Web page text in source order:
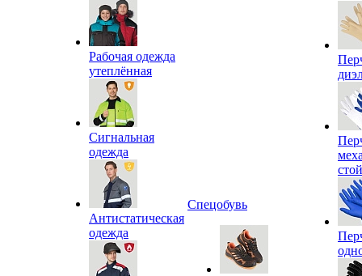
Рабочая одежда
утеплённая
Сигнальная
одежда
Антистатическая
одежда
Спецобувь